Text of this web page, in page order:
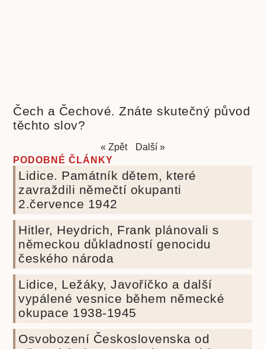
Čech a Čechové. Znáte skutečný původ
těchto slov?
« Zpět
Další »
PODOBNÉ ČLÁNKY
Lidice. Památník dětem, které
zavraždili němečtí okupanti
2.července 1942
Hitler, Heydrich, Frank plánovali s
německou důkladností genocidu
českého národa
Lidice, Ležáky, Javoříčko a další
vypálené vesnice během německé
okupace 1938-1945
Osvobození Československa od